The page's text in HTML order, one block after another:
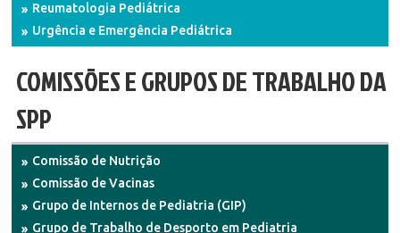
Reumatologia Pediátrica
Urgência e Emergência Pediátrica
COMISSÕES E GRUPOS DE TRABALHO DA
SPP
Comissão de Nutrição
Comissão de Vacinas
Grupo de Internos de Pediatria (GIP)
Grupo de Trabalho de Desporto em Pediatria